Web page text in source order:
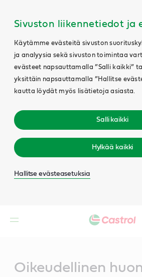
Sivuston liikennetiedot ja
Käytämme evästeitä sivuston
ja analyysia sekä sivuston toimintaa
evästeet napsauttamalla ”Salli kaikki”
yksittäin napsauttamalla ”Hallitse
kautta löydät myös lisätietoja asiasta.
Salli kaikki
Hylkää kaikki
Hallitse evästeasetuksia
Oikeudellinen